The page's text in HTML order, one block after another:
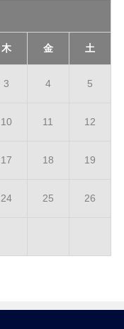
木 金 土
3 4 5
10 11 12
17 18 19
24 25 26